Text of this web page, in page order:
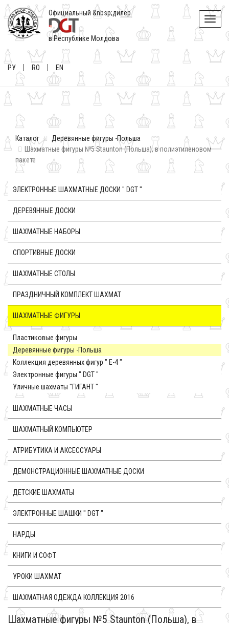
Toggle
Официальный &nbsp;дилер
в Республике Молдова
РУ RO EN
Каталог
Деревянные фигуры -Польша
Шахматные фигуры №5 Staunton (Польша), в полиэтиленовом
пакете
ЭЛЕКТРОННЫЕ ШАХМАТНЫЕ ДОСКИ " DGT "
ДЕРЕВЯННЫЕ ДОСКИ
ШАХМАТНЫЕ НАБОРЫ
CПОРТИВНЫЕ ДОСКИ
ШАХМАТНЫЕ СТОЛЫ
ПРАЗДНИЧНЫЙ КОМПЛЕКТ ШАХМАТ
ШАХМАТНЫЕ ФИГУРЫ
Пластиковые фигуры
Деревянные фигуры -Польша
Коллекция деревянных фигур " E-4 "
Электронные фигуры " DGT "
Уличные шахматы "ГИГАНТ "
ШАХМАТНЫЕ ЧАСЫ
ШАХМАТНЫЙ КОМПЬЮТЕР
АТРИБУТИКА И АКСЕССУАРЫ
ДЕМОНСТРАЦИОННЫЕ ШАХМАТНЫЕ ДОСКИ
ДЕТСКИЕ ШАХМАТЫ
ЭЛЕКТРОННЫЕ ШАШКИ " DGT "
НАРДЫ
КНИГИ И СОФТ
УРОКИ ШАХМАТ
ШАХМАТНАЯ ОДЕЖДА КОЛЛЕКЦИЯ 2016
Шахматные фигуры №5 Staunton (Польша), в